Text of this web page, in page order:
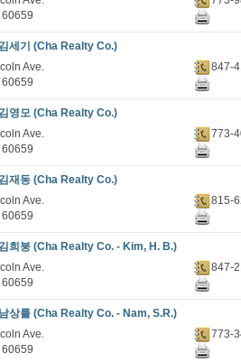
세기 (Cha Realty Co.)
Ave.
847-
영모 (Cha Realty Co.)
Ave.
773-
재동 (Cha Realty Co.)
Ave.
815-
희붕 (Cha Realty Co. - Kim, H. B.)
Ave.
847-
상률 (Cha Realty Co. - Nam, S.R.)
Ave.
773-